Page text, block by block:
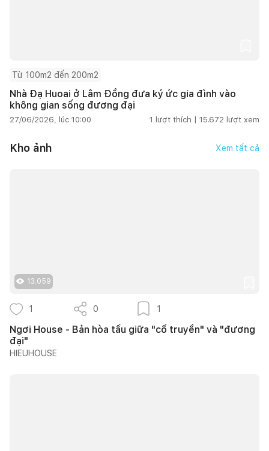
Từ 100m2 đến 200m2
Nhà Đạ Huoai ở Lâm Đồng đưa ký ức gia đình vào
không gian sống đương đại
27/06/2026, lúc 10:00 1 lượt thích | 15.672 lượt xem
Kho ảnh Xem tất cả
13.059
1 0 1
Ngơi House - Bản hòa tấu giữa "cổ truyền" và "đương
đại"
HIEUHOUSE